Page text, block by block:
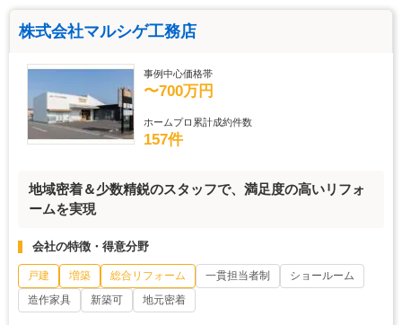
株式会社マルシゲ工務店
事例中心価格帯
〜700万円
ホームプロ累計成約件数
157件
地域密着＆少数精鋭のスタッフで、満足度の高いリフォ
ームを実現
会社の特徴・得意分野
戸建 増築 総合リフォーム 一貫担当者制
ショールーム
造作家具
新築可 地元密着